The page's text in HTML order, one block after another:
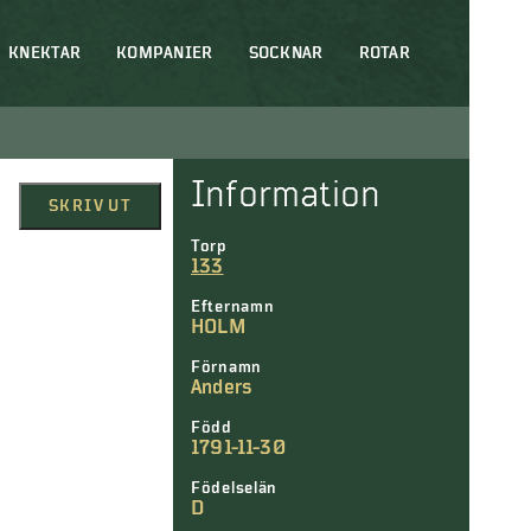
KNEKTAR KOMPANIER SOCKNAR ROTAR
SKRIV UT Information
Torp
133
Efternamn
HOLM
Förnamn
Anders
Född
1791-11-30
Födelselän
D